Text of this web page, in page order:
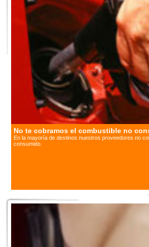
No te cobramos el combustible no
En la mayoría de destinos nuestros proveedores no
consumido.